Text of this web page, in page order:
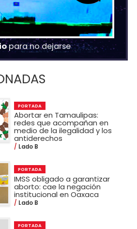
para no dejarse
PORTADA
Abortar en Tamaulipas:
redes que acompañan en
medio de la ilegalidad y los
antiderechos
Lado B
PORTADA
IMSS obligado a garantizar
aborto: cae la negación
institucional en Oaxaca
Lado B
PORTADA